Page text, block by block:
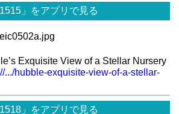
1515」をアプリで見る
Exquisite View of a Stellar Nursery
.../hubble-exquisite-view-of-a-stellar-
1518」をアプリで見る